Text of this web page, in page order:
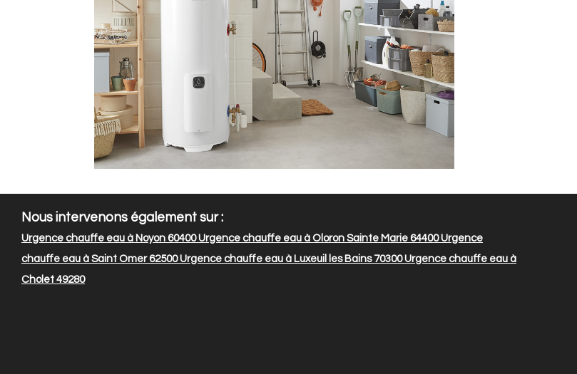
Nous intervenons également sur :
Urgence chauffe eau à Noyon 60400Urgence chauffe eau à Oloron Sainte Marie 64400Urgence
chauffe eau à Saint Omer 62500Urgence chauffe eau à Luxeuil les Bains 70300Urgence chauffe eau à
Cholet 49280